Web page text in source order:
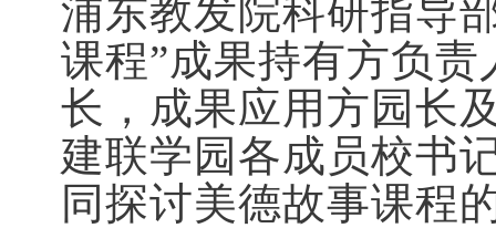
浦东教发院科研指导
课程”成果持有方负
长，成果应用方园长
建联学园各成员校书
同探讨美德故事课程